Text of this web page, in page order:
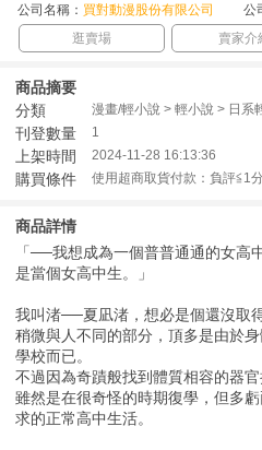
公司名稱： 買對動漫股份有限公司 公司
逛賣場
賣家介
商品摘要
分類
漫畫/輕小說 > 輕小說 > 日系
刊登數量 1
上架時間 2024-11-28 16:13:36
購買條件 使用超商取貨付款：負評≦1
商品詳情
「──我想成為一個普普通通的女高
是當個女高中生。」
我叫渚──夏凪渚，想必是個還沒取
稍微與人不同的部分，頂多是由於
學校而已。
不過因為奇蹟般找到體質相容的器
雖然是在很奇怪的時期復學，但多
求的正常高中生活。